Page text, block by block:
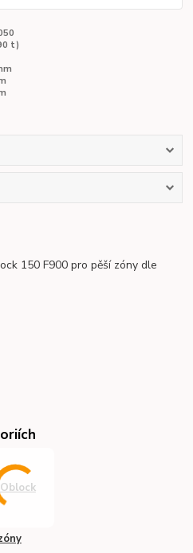
t)
150 F900 pro pěší zóny dle